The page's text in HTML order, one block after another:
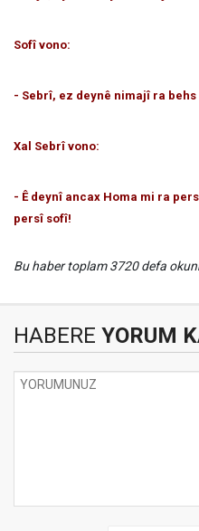
Sofî vono:
- Sebrî, ez deynê nimajî ra behs
Xal Sebrî vono:
- Ê deynî ancax Homa mi ra
persî sofî!
Bu haber toplam 3720 defa
HABERE YORUM